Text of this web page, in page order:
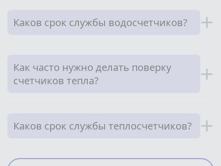
Каков срок службы водосчетчиков? +
Как часто нужно делать поверку
счетчиков тепла?
+
Каков срок службы теплосчетчиков? +